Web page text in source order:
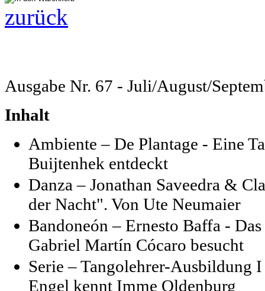
zurück
Ausgabe Nr. 67 - Juli/August/
Inhalt
Ambiente – De Plantage - Eine
Buijtenhek entdeckt
Danza – Jonathan Saveedra &
der Nacht". Von Ute Neumaier
Bandoneón – Ernesto Baffa -
Gabriel Martín Cócaro besucht
Serie –Tangolehrer-Ausbildung
Engel kennt Imme Oldenburg